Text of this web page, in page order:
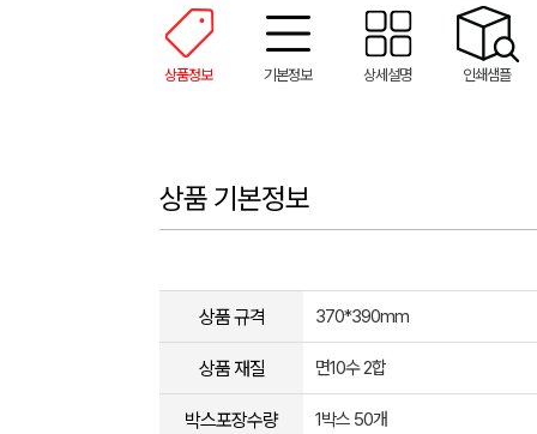
상품정보 기본정보 상세설명 인쇄샘플
상품 기본정보
상품 규격 370*390mm
상품 재질 면10수 2합
박스포장수량 1박스 50개